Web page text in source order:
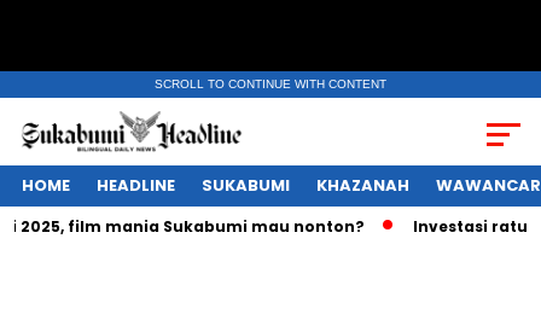
SCROLL TO CONTINUE WITH CONTENT
HOME HEADLINE SUKABUMI KHAZANAH
film mania Sukabumi mau nonton? Investasi ratusan